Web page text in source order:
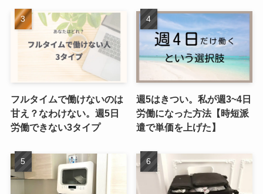
フルタイムで働けないのは
甘え？なわけない。週5日
労働できない3タイプ
週5はきつい。私が週3~4日
労働になった方法【時短派
遣で単価を上げた】